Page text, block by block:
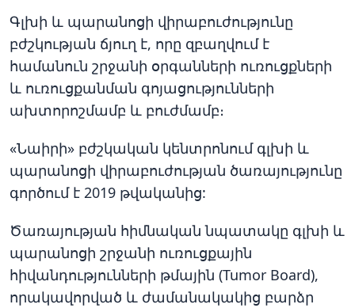
Գլխի և պարանոցի վիրաբուժությունը
բժշկության ճյուղ է, որը զբաղվում է
համանուն շրջանի օրգանների ուռուցքների
և ուռուցքանման գոյացությունների
ախտորոշմամբ և բուժմամբ։
«Նաիրի» բժշկական կենտրոնում գլխի և
պարանոցի վիրաբուժության ծառայությունը
գործում է 2019 թվականից:
Ծառայության հիմնական նպատակը գլխի և
պարանոցի շրջանի ուռուցքային
հիվանդությունների թմային (Tumor Board),
որակավորված և ժամանակակից բարձր